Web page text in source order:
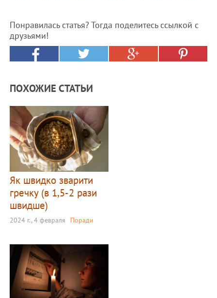
Понравилась статья? Тогда поделитесь ссылкой с
друзьями!
ПОХОЖИЕ СТАТЬИ
Як швидко зварити
гречку (в 1,5-2 рази
швидше)
2024 г., 4 февраля Поради